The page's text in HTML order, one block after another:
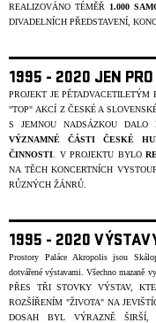
REALIZOVÁNO TÉMĚŘ 1.000
DIVADELNÍCH PŘEDSTAVENÍ,
1995 - 2020 JEN
PROJEKT JE
"TOP" AKCÍ Z ČESKÉ A
S JEMNOU NADSÁZKOU
VÝZNAMNÉ ČÁSTI ČESKÉ
ČINNOSTI . V PROJEKTU BYLO
NA TĚCH KONCERTNÍCH
RŮZNÝCH ŽÁNRŮ.
1995 - 2020
Prostory Paláce Akropolis jsou
dotvářené výstavami. Všechno mazaně
PŘES TŘI STOVKY VÝSTAV,
ROZŠÍŘENÍM "ŽIVOTA" NA
DOSAH BYL VÝRAZNĚ ŠIRŠÍ,